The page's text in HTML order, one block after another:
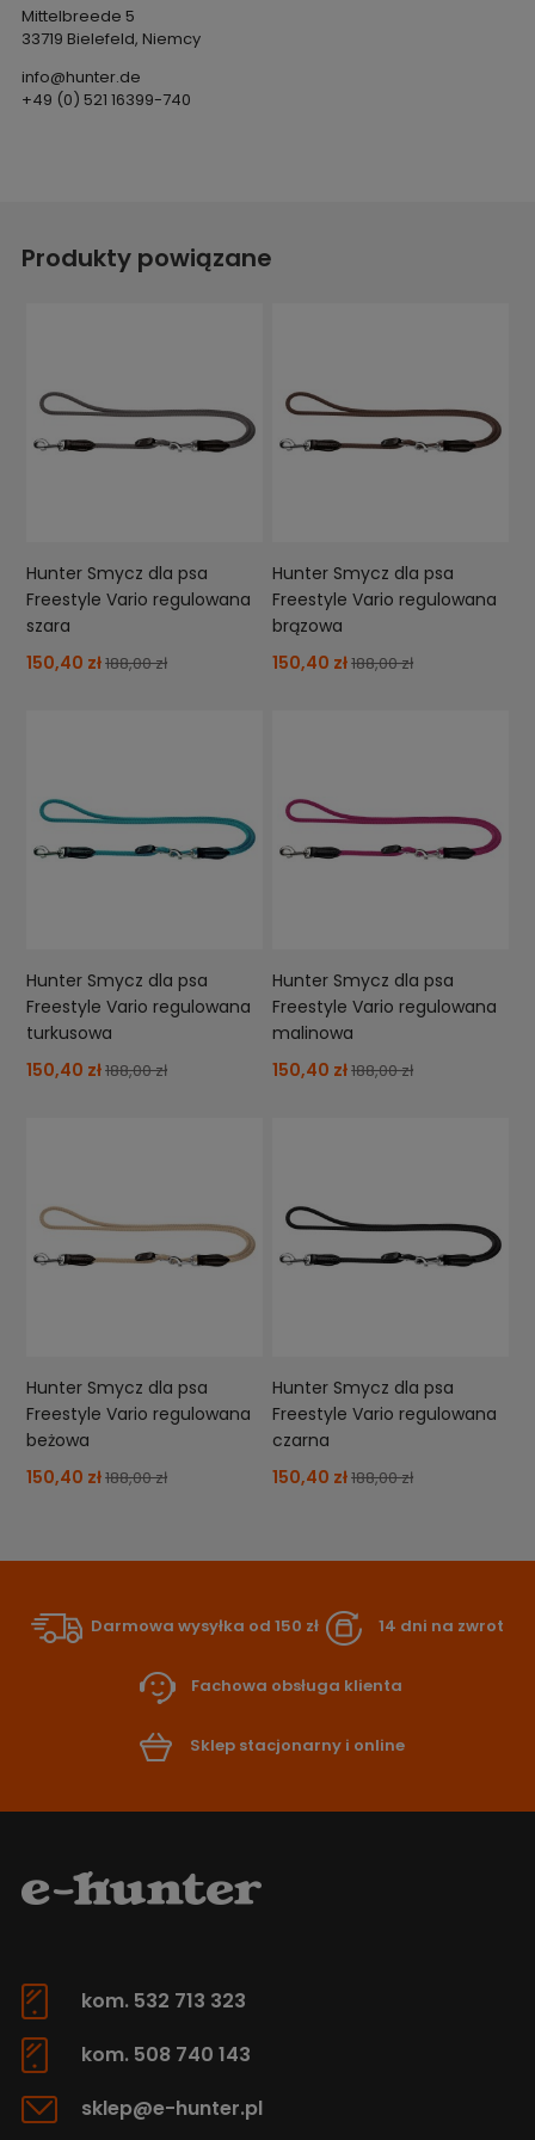
Mittelbreede 5
33719 Bielefeld, Niemcy
info@hunter.de
+49 (0) 521 16399-740
Produkty powiązane
Hunter Smycz dla psa
Freestyle Vario regulowana
szara
150,40 zł188,00 zł
Hunter Smycz dla psa
Freestyle Vario regulowana
brązowa
150,40 zł188,00 zł
Hunter Smycz dla psa
Freestyle Vario regulowana
turkusowa
150,40 zł188,00 zł
Hunter Smycz dla psa
Freestyle Vario regulowana
malinowa
150,40 zł188,00 zł
Hunter Smycz dla psa
Freestyle Vario regulowana
beżowa
150,40 zł188,00 zł
Hunter Smycz dla psa
Freestyle Vario regulowana
czarna
150,40 zł188,00 zł
Darmowa wysyłka od 150 zł 14 dni na zwrot
Fachowa obsługa klienta
Sklep stacjonarny i online
kom. 532 713 323
kom. 508 740 143
sklep@e-hunter.pl